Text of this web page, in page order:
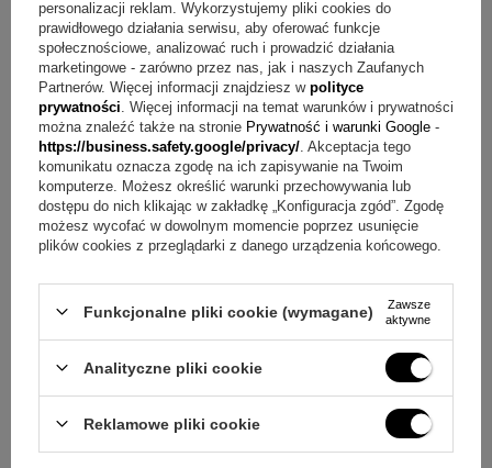
Składowe zestawu w cenie
sam medalik
grawer na rewersie (imię i data)
O co pytają najczęściej?
Pytanie: Jakie dane obejmuje grawer?Odpowiedź: W cenie
jest grawer na rewersie, który zawiera imię i datę.
jest wykonany ręcznie z dbałością o detale i ma typ
wykonania diamentowany.
Odpowiedź:
Medalik posiada cechę Urzędu probierczego.
personalizacji reklam. Wykorzystujemy pliki cookies do
prawidłowego działania serwisu, aby oferować funkcje
społecznościowe, analizować ruch i prowadzić działania
marketingowe - zarówno przez nas, jak i naszych Zaufanych
Partnerów. Więcej informacji znajdziesz w polityce
prywatności . Więcej informacji na temat warunków i prywatności
można znaleźć także na stronie Prywatność i warunki Google -
https://business.safety.google/privacy/ . Akceptacja tego
komunikatu oznacza zgodę na ich zapisywanie na Twoim
komputerze. Możesz określić warunki przechowywania lub
dostępu do nich klikając w zakładkę „Konfiguracja zgód”. Zgodę
możesz wycofać w dowolnym momencie poprzez usunięcie
plików cookies z przeglądarki z danego urządzenia końcowego.
Funkcjonalne pliki cookie (wymagane)
Zawsze
aktywne
Analityczne pliki cookie
Reklamowe pliki cookie